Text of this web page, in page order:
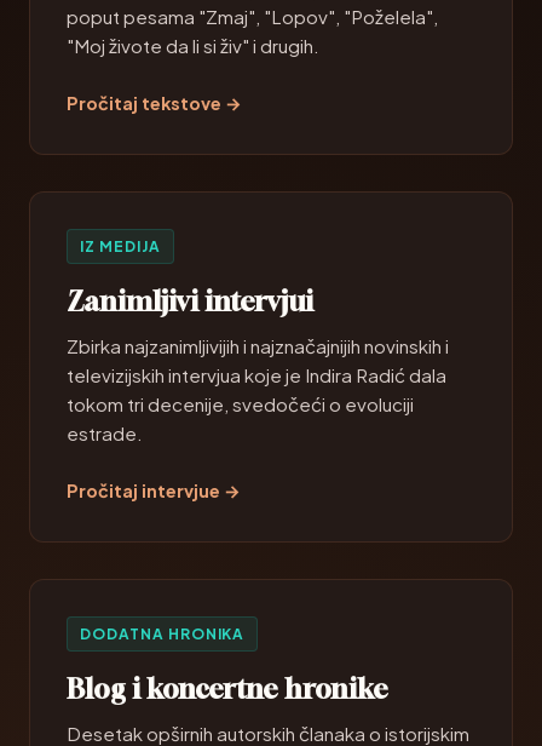
poput pesama "Zmaj", "Lopov", "Poželela",
"Moj živote da li si živ" i drugih.
Pročitaj tekstove →
IZ MEDIJA
Zanimljivi intervjui
Zbirka najzanimljivijih i najznačajnijih novinskih i
televizijskih intervjua koje je Indira Radić dala
tokom tri decenije, svedočeći o evoluciji
estrade.
Pročitaj intervjue →
DODATNA HRONIKA
Blog i koncertne hronike
Desetak opširnih autorskih članaka o istorijskim